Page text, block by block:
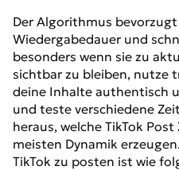
Der Algorithmus
Wiedergabedauer und
besonders wenn sie zu
sichtbar zu bleiben, nutze
deine Inhalte authentisch
und teste verschiedene
heraus, welche TikTok
meisten Dynamik
TikTok zu posten ist wie